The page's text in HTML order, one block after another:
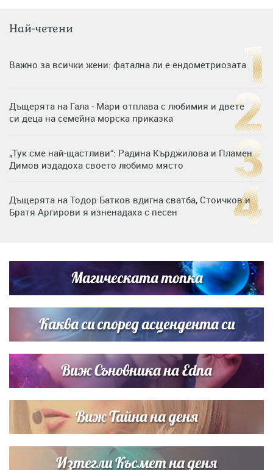
Най-четени
Важно за всички жени: фатална ли е ендометриозата
Дъщерята на Гала - Мари отплава с любимия и двете
си деца на семейна морска приказка
„Тук сме най-щастливи“: Радина Кърджилова и Пламен
Димов издадоха своето любимо място
Дъщерята на Тодор Батков вдигна сватба, Стоичков и
Братя Аргирови я изненадаха с песен
Списъкът е ясен: Джей Ло и Риана във ВИП гостите на
сватбата на Роналдо
Магическата топка
Каква си според асцендента си
Виж Съновника на Edna
Виж Тайна на деня
Изтегли Късмет на деня